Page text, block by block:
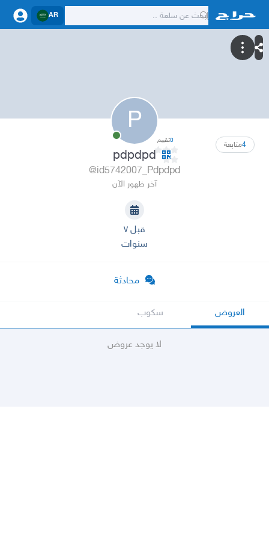
AR
P
4متابعة 0تقييم
pdpdpd
@id5742007_Pdpdpd
آخر ظهور الآن
قبل ٧
سنوات
محادثة
العروض سكوب
لا يوجد عروض